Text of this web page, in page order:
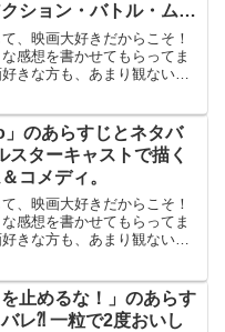
ション・バトル・ムー
、映画大好きだからこそ！
感想を書かせてもらってま
きな方も、あまり観ない方
を 映画化したスーパーアクシ
」のあらすじとネタバ
スターキャストで描く
コメディ。
、映画大好きだからこそ！
感想を書かせてもらってま
きな方も、あまり観ない方
ストで描く クライム＆コメデ
を止めるな！」のあらす
レ⁈ 一粒で2度おいし